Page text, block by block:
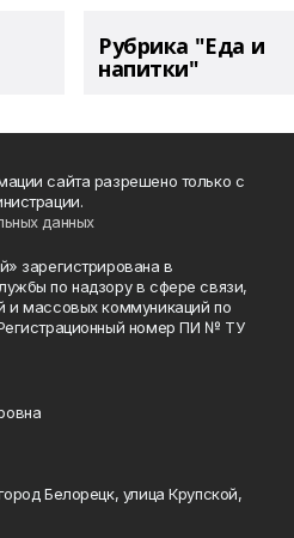
Рубрика "Еда и
напитки"
сайта разрешено только с
данных
зарегистрирована в
по надзору в сфере связи,
и массовых коммуникаций по
номер ПИ № ТУ
Белорецк, улица Крупской,